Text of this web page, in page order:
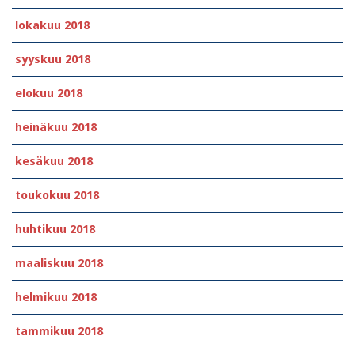
lokakuu 2018
syyskuu 2018
elokuu 2018
heinäkuu 2018
kesäkuu 2018
toukokuu 2018
huhtikuu 2018
maaliskuu 2018
helmikuu 2018
tammikuu 2018